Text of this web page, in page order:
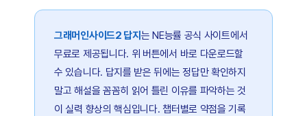
그래머인사이드2 답지 는 NE능률 공식 사이트에서
무료로 제공됩니다. 위 버튼에서 바로 다운로드할
수 있습니다. 답지를 받은 뒤에는 정답만 확인하지
말고 해설을 꼼꼼히 읽어 틀린 이유를 파악하는 것
이 실력 향상의 핵심입니다. 챕터별로 약점을 기록